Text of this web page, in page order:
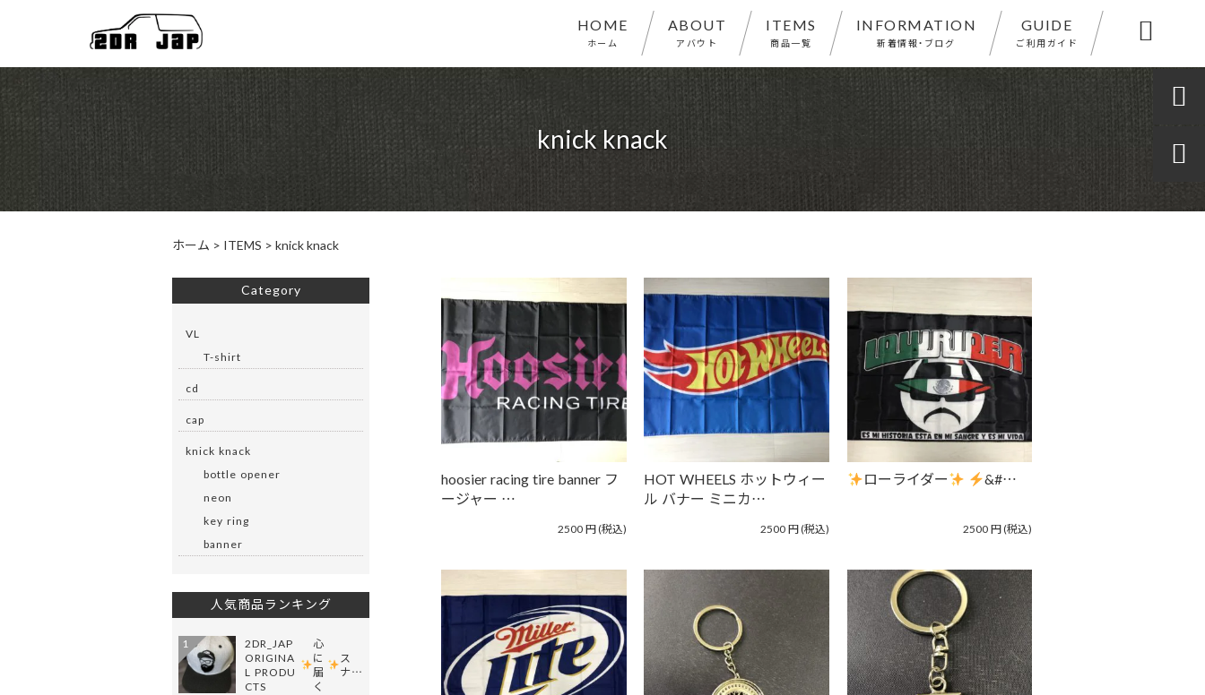
HOME
ホーム
ABOUT
アバウト
ITEMS
商品一覧
INFORMATION
新着情報・ブログ
GUIDE
ご利用ガイド 
knick knack
ホーム > ITEMS > knick knack
hoosier racing tire banner フ
ージャー …
2500円(税込)
HOT WHEELS ホットウィー
ル バナー ミニカ…
2500円(税込)
ローライダー &#…
2500円(税込)
Category
VL
T-shirt
cd
cap
knick knack
bottle opener
neon
key ring
banner
人気商品ランキング
2DR_JAP
ORIGINA
L PRODU
CTS
心
に
届
く
ス
ナ…
1

